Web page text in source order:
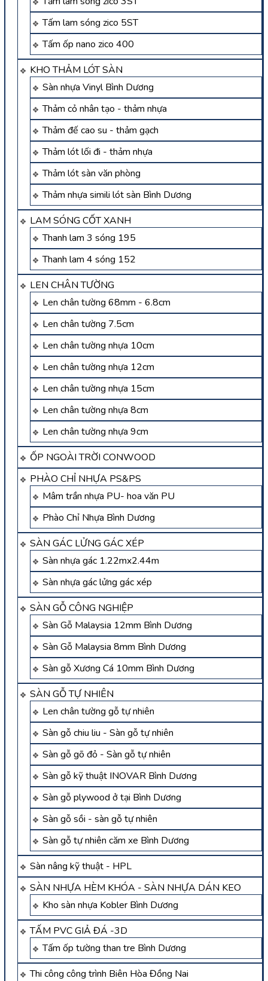
Tấm lam sóng zico 5ST
Tấm ốp nano zico 400
KHO THẢM LÓT SÀN
Sàn nhựa Vinyl Bình Dương
Thảm cỏ nhân tạo - thảm nhựa
Thảm đế cao su - thảm gạch
Thảm lót lối đi - thảm nhựa
Thảm lót sàn văn phòng
Thảm nhựa simili lót sàn Bình Dương
LAM SÓNG CỐT XANH
Thanh lam 3 sóng 195
Thanh lam 4 sóng 152
LEN CHÂN TƯỜNG
Len chân tường 68mm - 6.8cm
Len chân tường 7.5cm
Len chân tường nhựa 10cm
Len chân tường nhựa 12cm
Len chân tường nhựa 15cm
Len chân tường nhựa 8cm
Len chân tường nhựa 9cm
ỐP NGOÀI TRỜI CONWOOD
PHÀO CHỈ NHỰA PS&PS
Mâm trần nhựa PU- hoa văn PU
Phào Chỉ Nhựa Bình Dương
SÀN GÁC LỬNG GÁC XÉP
Sàn nhựa gác 1.22mx2.44m
Sàn nhựa gác lửng gác xép
SÀN GỖ CÔNG NGHIỆP
Sàn Gỗ Malaysia 12mm Bình Dương
Sàn Gỗ Malaysia 8mm Bình Dương
Sàn gỗ Xương Cá 10mm Bình Dương
SÀN GỖ TỰ NHIÊN
Len chân tường gỗ tự nhiên
Sàn gỗ chiu liu - Sàn gỗ tự nhiên
Sàn gỗ gõ đỏ - Sàn gỗ tự nhiên
Sàn gỗ kỹ thuật INOVAR Bình Dương
Sàn gỗ plywood ở tại Bình Dương
Sàn gỗ sồi - sàn gỗ tự nhiên
Sàn gỗ tự nhiên căm xe Bình Dương
Sàn nâng kỹ thuật - HPL
SÀN NHỰA HÈM KHÓA - SÀN NHỰA DÁN KEO
Kho sàn nhựa Kobler Bình Dương
TẤM PVC GIẢ ĐÁ -3D
Tấm ốp tường than tre Bình Dương
Thi công công trình Biên Hòa Đồng Nai